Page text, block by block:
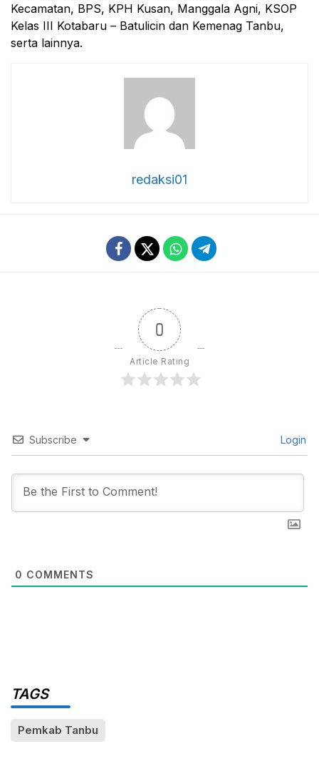
Kecamatan, BPS, KPH Kusan, Manggala Agni, KSOP
Kelas III Kotabaru – Batulicin dan Kemenag Tanbu,
serta lainnya.
redaksi01
0
Article Rating
Subscribe Login
0 COMMENTS
TAGS
Pemkab Tanbu